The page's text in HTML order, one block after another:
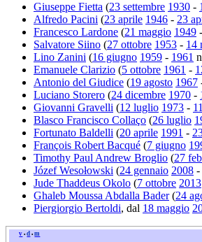
Giuseppe Fietta (23 settembre 1930 -
Alfredo Pacini (23 aprile 1946 - 23
Francesco Lardone (21 maggio 1949 -
Salvatore Siino (27 ottobre 1953 - 14
Lino Zanini (16 giugno 1959 - 1961
Emanuele Clarizio (5 ottobre 1961 -
Antonio del Giudice (19 agosto 1967
Luciano Storero (24 dicembre 1970 -
Giovanni Gravelli (12 luglio 1973 -
Blasco Francisco Collaço (26 luglio
Fortunato Baldelli (20 aprile 1991 -
François Robert Bacqué (7 giugno
Timothy Paul Andrew Broglio (27
Józef Wesołowski (24 gennaio 2008 -
Jude Thaddeus Okolo (7 ottobre 2013
Ghaleb Moussa Abdalla Bader(24
Piergiorgio Bertoldi, dal 18 maggio
v • d • m